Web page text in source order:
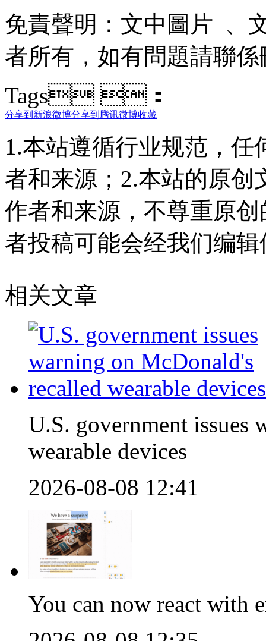
免責聲明 ：文中圖片  
者所有，如有問題請聯係
Tags ：
分享到新浪微博分享到腾讯微博收藏
1.本站遵循行业规范，
者和来源；2.本站的原
作者和来源，不尊重原
者投稿可能会经我们编
相关文章
U.S. government issues
wearable devices
2026-08-08 12:41
You can now react with